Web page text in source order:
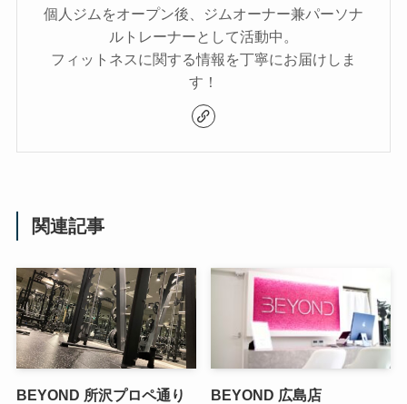
個人ジムをオープン後、ジムオーナー兼パーソナ
ルトレーナーとして活動中。
フィットネスに関する情報を丁寧にお届けしま
す！
関連記事
BEYOND 所沢プロペ通り
BEYOND 広島店